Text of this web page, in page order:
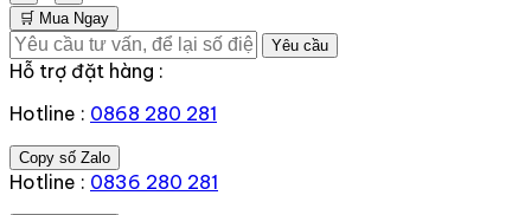
🛒 Mua Ngay
Yêu cầu
Hỗ trợ đặt hàng :
Hotline : 0868 280 281
Copy số Zalo
Hotline : 0836 280 281